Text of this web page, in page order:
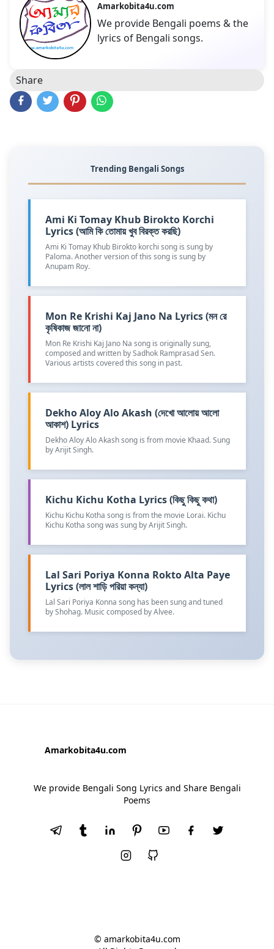
Amarkobita4u.com
We provide Bengali poems & the
lyrics of Bengali songs.
Share
Trending Bengali Songs
Ami Ki Tomay Khub Birokto Korchi
Lyrics (আমি কি তোমায় খুব বিরক্ত করছি)
Ami Ki Tomay Khub Birokto korchi song is sung by
Paloma. Another version of this song is sung by
Anupam Roy.
Mon Re Krishi Kaj Jano Na Lyrics (মন রে
কৃষিকাজ জানো না)
Mon Re Krishi Kaj Jano Na song is originally sung,
composed and written by Sadhok Ramprasad Sen.
Various artists covered this song in past.
Dekho Aloy Alo Akash (দেখো আলোয় আলো
আকাশ) Lyrics
Dekho Aloy Alo Akash song is from movie Khaad. Sung
by Arijit Singh.
Kichu Kichu Kotha Lyrics (কিছু কিছু কথা)
Kichu Kichu Kotha song is from the movie Lorai. Kichu
Kichu Kotha song was sung by Arijit Singh.
Lal Sari Poriya Konna Rokto Alta Paye
Lyrics (লাল শাড়ি পরিয়া কন্যা)
Lal Sari Poriya Konna song has been sung and tuned
by Shohag. Music composed by Alvee.
Amarkobita4u.com
We provide Bengali Song Lyrics and Share Bengali
Poems
© amarkobita4u.com